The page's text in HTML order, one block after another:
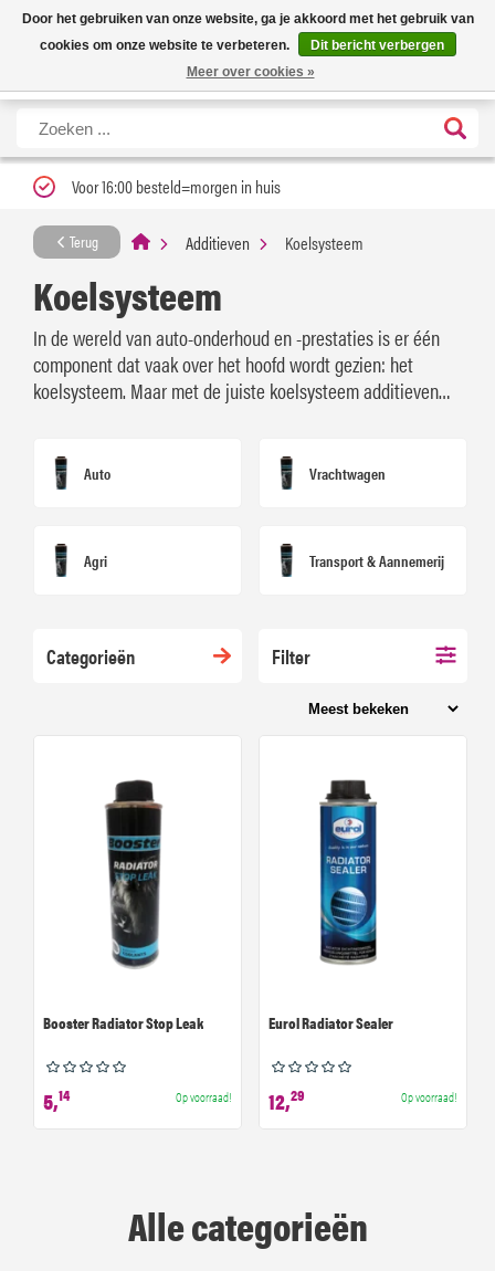
Nieuwe levertijd: 1 tot 3 werkdagen | Nu 25% korting op gehele assortiment
Carfume met kortingscode ''verfrissend''
X
Voor 16:00 besteld=morgen in huis
Terug Additieven Koelsysteem
Koelsysteem
In de wereld van auto-onderhoud en -prestaties is er één
component dat vaak over het hoofd wordt gezien: het
koelsysteem. Maar met de juiste koelsysteem additieven
Auto Vrachtwagen
Agri Transport & Aannemerij
Categorieën Filter
Booster Radiator Stop Leak
5,14 Op voorraad!
Eurol Radiator Sealer
12,29 Op voorraad!
Alle categorieën
Door het gebruiken van onze website, ga je akkoord met het gebruik van
cookies om onze website te verbeteren.
Dit bericht verbergen
Meer over cookies »